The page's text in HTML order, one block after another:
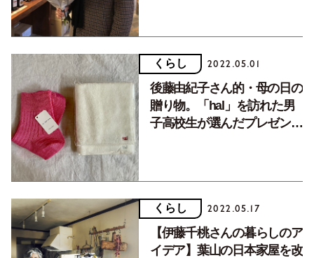
くらし 2022.05.01
後藤由紀子さん的・母の日の
贈り物。「hal」を訪れた男
子高校生が選んだプレゼント
くらし 2022.05.17
【伊藤千桃さんの暮らしのア
イデア】葉山の日本家屋を改